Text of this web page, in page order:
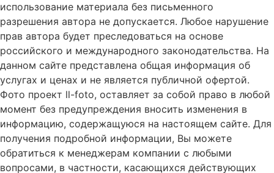
использование материала без письменного
разрешения автора не допускается. Любое нарушение
прав автора будет преследоваться на основе
российского и международного законодательства. На
данном сайте представлена общая информация об
услугах и ценах и не является публичной офертой.
Фото проект ll-foto, оставляет за собой право в любой
момент без предупреждения вносить изменения в
информацию, содержащуюся на настоящем сайте. Для
получения подробной информации, Вы можете
обратиться к менеджерам компании с любыми
вопросами, в частности, касающихся действующих